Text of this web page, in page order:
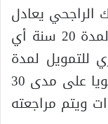
يعادل
58 ضعف الراتب الشهري للعميل لمدة 20 سنة أي
للتمويل لمدة
30 سنة ومعدل التمويل 3.25٪ سنويا على مدى 30
السعر لأول 5 سنوات ويتم مراجعته